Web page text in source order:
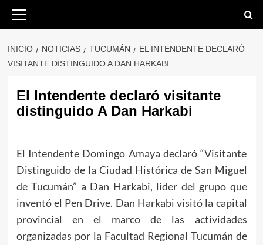
Saltar
primario
INICIO NOTICIAS TUCUMÁN
EL INTENDENTE DECLARÓ
VISITANTE DISTINGUIDO A DAN HARKABI
El Intendente declaró visitante
distinguido A Dan Harkabi
El Intendente Domingo Amaya declaró “Visitante
Distinguido de la Ciudad Histórica de San Miguel
de Tucumán” a Dan Harkabi, líder del grupo que
inventó el Pen Drive. Dan Harkabi visitó la capital
provincial en el marco de las actividades
organizadas por la Facultad Regional Tucumán de